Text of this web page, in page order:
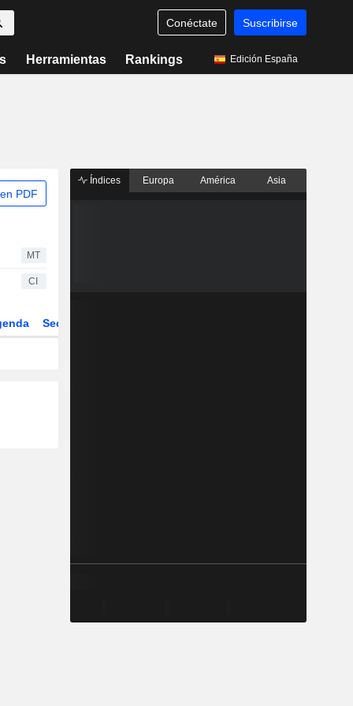
Conéctate Suscribirse
Herramientas Rankings Edición España
PDF
MT
CI
Sector
Índices Europa América Asia